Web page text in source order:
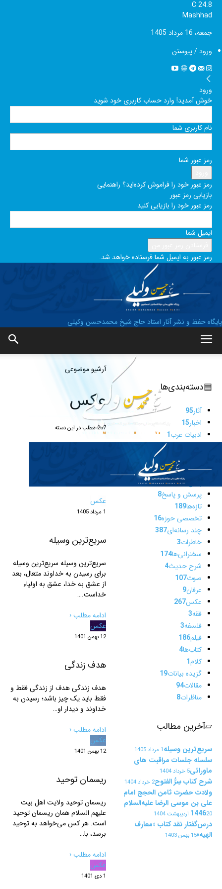
24.8
C
Mashhad
جمعه، 16 مرداد 1405
ورود / پیوستن
ورود
خوش آمدید! وارد حساب کاربری خود شوید
نام کاربری شما
رمز عبور شما
رمز عبور خود را فراموش کرده‌اید؟ راهنمایی
بازیابی رمز عبور
رمز عبور خود را بازیابی کنید
ایمیل شما
رمز عبور به ایمیل شما فرستاده خواهد شد.
پایگاه حفظ و نشر آثار استاد حاج شیخ محمدحسن وکیلی
▤دسته‌بندی‌ها
آثار95
اخبار15
ادبیات عرب1
5
بیانات 171
پاسخ به شبهات14
پرسش و پاسخ8
تازه‌ها189
تخصصی حوزه16
چند رسانه‌ای387
خاطرات3
سخنرانی‌ها174
شرح حدیث4
صوت107
عرفان9
عکس267
فقه3
فلسفه3
فیلم186
کتاب‌ها4
کلام1
گزیده بیانات19
مقالات94
مناظرات8
▱آخرین مطالب
سریع‌ترین وسیله1 مرداد 1405
سلسله جلسات مراقبت های
ماورائی5 خرداد 1404
شرح کتاب سِرُّ الفتوح2 خرداد 1404
ولادت حضرت ثامن الحجج امام
علی بن موسی الرضا علیه‌السلام
144620 اردیبهشت 1404
درس‌گفتار نقد کتاب «معارف
الهیه»15 بهمن 1403
آرشیو موضوعی
عکس
267 مطلب در این دسته
عکس
1 مرداد 1405
سریع‌ترین وسیله
سریع‌ترین وسیله سریع‌ترین وسیله
برای رسیدن به خداوند متعال، بعد
از عشق به خدا، عشق به اولیاء
خداست.…
ادامه مطلب ‹
عکس
12 بهمن 1401
هدف زندگی
هدف زندگی هدف از زندگی فقط و
فقط باید یک چیز باشد؛ رسیدن‌ به
خداوند و دیدار او…
ادامه مطلب ‹
عکس
12 بهمن 1401
ریسمان توحید
ریسمان توحید ولایت اهل بیت
علیهم السلام همان ریسمان توحید
است. هر کس می‌خواهد به توحید
برسد، با…
ادامه مطلب ‹
عکس
1 دی 1401